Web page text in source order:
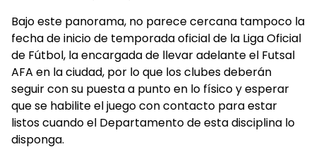
Bajo este panorama, no parece cercana tampoco la
fecha de inicio de temporada oficial de la Liga Oficial
de Fútbol, la encargada de llevar adelante el Futsal
AFA en la ciudad, por lo que los clubes deberán
seguir con su puesta a punto en lo físico y esperar
que se habilite el juego con contacto para estar
listos cuando el Departamento de esta disciplina lo
disponga.